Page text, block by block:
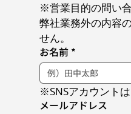
※営業目的の問い
弊社業務外の内容
せん。
お名前 *
※SNSアカウント
メールアドレス